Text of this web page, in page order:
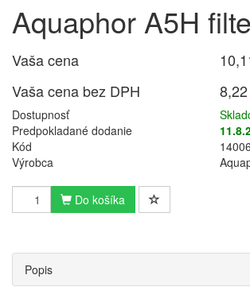
Aquaphor A5H
Vaša cena
Vaša cena bez DPH
Dostupnosť
Predpokladané dodanie
Kód
Výrobca
Do košíka
Popis